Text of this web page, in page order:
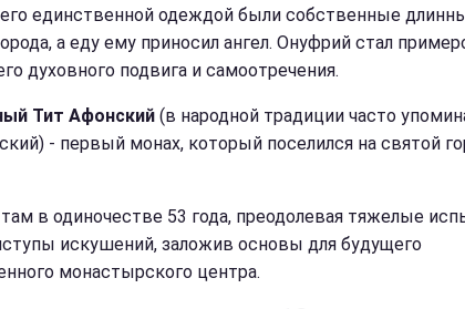
единственной одеждой были собственные
а еду ему приносил ангел. Онуфрий стал
духовного подвига и самоотречения.
Тит Афонский (в народной традиции часто
- первый монах, который поселился на святой
в одиночестве 53 года, преодолевая тяжелые
искушений, заложив основы для будущего
монастырского центра.